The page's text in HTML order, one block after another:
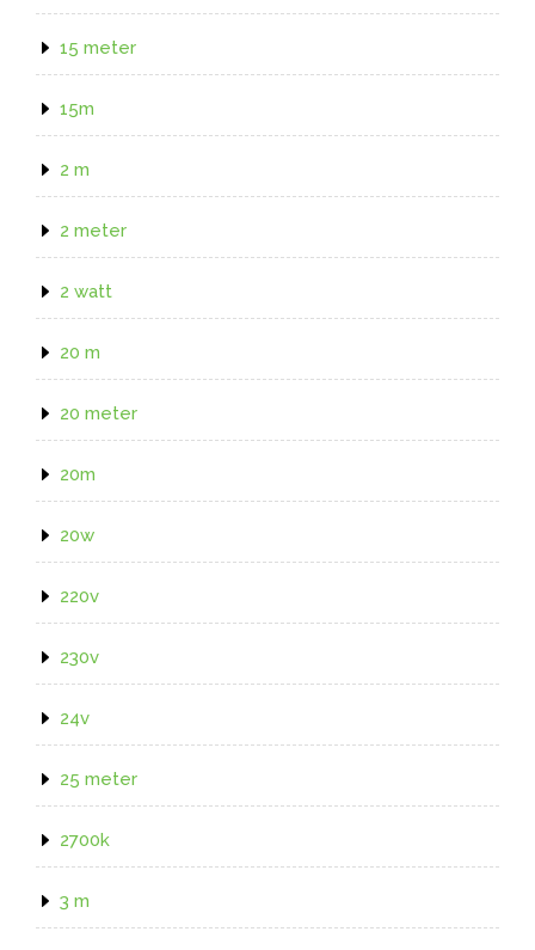
15 meter
15m
2 m
2 meter
2 watt
20 m
20 meter
20m
20w
220v
230v
24v
25 meter
2700k
3 m